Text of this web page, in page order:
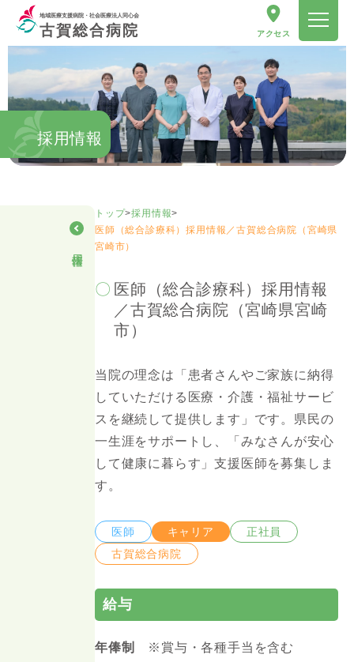
地域医療支援病院・社会医療法人同心会
古賀総合病院 アクセス
採用情報
トップ>採用情報>
医師（総合診療科）採用情報／古賀総合病院（宮崎県
宮崎市）
医師（総合診療科）採用情報
／古賀総合病院（宮崎県宮崎
市）
当院の理念は「患者さんやご家族に納得
していただける医療・介護・福祉サービ
スを継続して提供します」です。県⺠の
⼀⽣涯をサポートし、「みなさんが安⼼
して健康に暮らす」⽀援医師を募集しま
す。
医師 キャリア
正社員
古賀総合病院
給与
年俸制
※賞与・各種手当を含む